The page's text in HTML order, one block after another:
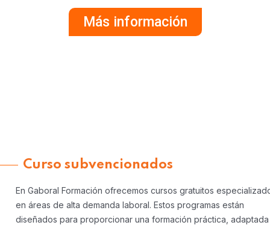
Más información
Curso subvencionados
En Gaboral Formación ofrecemos cursos gratuitos
en áreas de alta demanda laboral. Estos programas están
diseñados para proporcionar una formación práctica,